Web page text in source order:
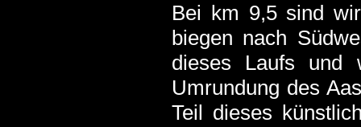
Bei km 9,5 sind
biegen nach
dieses Laufs und
Umrundung des
Teil dieses